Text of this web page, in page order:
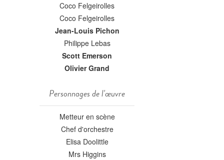
Coco Felgeirolles
Coco Felgeirolles
Jean-Louis Pichon
Philippe Lebas
Scott Emerson
Olivier Grand
Personnages de l'œuvre
Metteur en scène
Chef d'orchestre
Elisa Doolittle
Mrs Higgins